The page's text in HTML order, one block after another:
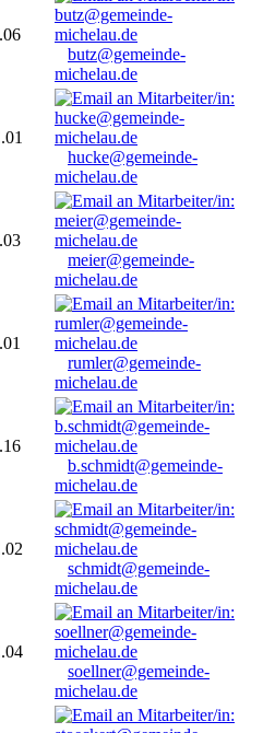
butz@gemeinde-
michelau.de
hucke@gemeinde-
michelau.de
meier@gemeinde-
michelau.de
rumler@gemeinde-
michelau.de
b.schmidt@gemeinde-
michelau.de
schmidt@gemeinde-
michelau.de
soellner@gemeinde-
michelau.de